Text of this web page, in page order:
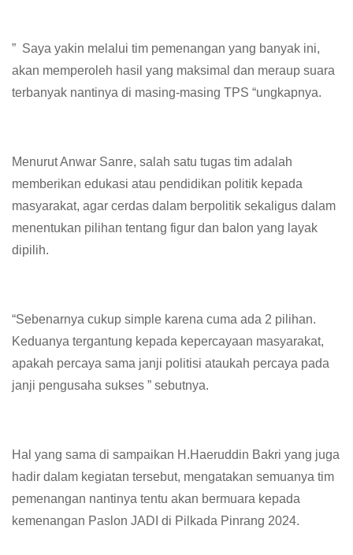
” Saya yakin melalui tim pemenangan yang banyak ini,
akan memperoleh hasil yang maksimal dan meraup suara
terbanyak nantinya di masing-masing TPS “ungkapnya.
Menurut Anwar Sanre, salah satu tugas tim adalah
memberikan edukasi atau pendidikan politik kepada
masyarakat, agar cerdas dalam berpolitik sekaligus dalam
menentukan pilihan tentang figur dan balon yang layak
dipilih.
“Sebenarnya cukup simple karena cuma ada 2 pilihan.
Keduanya tergantung kepada kepercayaan masyarakat,
apakah percaya sama janji politisi ataukah percaya pada
janji pengusaha sukses ” sebutnya.
Hal yang sama di sampaikan H.Haeruddin Bakri yang juga
hadir dalam kegiatan tersebut, mengatakan semuanya tim
pemenangan nantinya tentu akan bermuara kepada
kemenangan Paslon JADI di Pilkada Pinrang 2024.